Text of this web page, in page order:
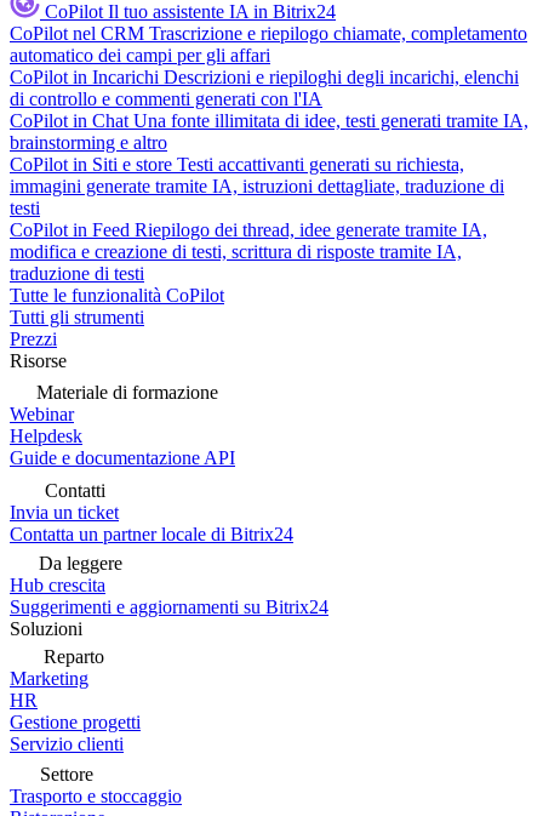
CoPilot Il tuo assistente IA in Bitrix24
CoPilot nel CRM Trascrizione e riepilogo chiamate, completamento
automatico dei campi per gli affari
CoPilot in Incarichi Descrizioni e riepiloghi degli incarichi, elenchi
di controllo e commenti generati con l'IA
CoPilot in Chat Una fonte illimitata di idee, testi generati tramite IA,
brainstorming e altro
CoPilot in Siti e store Testi accattivanti generati su richiesta,
immagini generate tramite IA, istruzioni dettagliate, traduzione di
testi
CoPilot in Feed Riepilogo dei thread, idee generate tramite IA,
modifica e creazione di testi, scrittura di risposte tramite IA,
traduzione di testi
Tutte le funzionalità CoPilot
Tutti gli strumenti
Prezzi
Risorse
Materiale di formazione
Webinar
Helpdesk
Guide e documentazione API
Contatti
Invia un ticket
Contatta un partner locale di Bitrix24
Da leggere
Hub crescita
Suggerimenti e aggiornamenti su Bitrix24
Soluzioni
Reparto
Marketing
HR
Gestione progetti
Servizio clienti
Settore
Trasporto e stoccaggio